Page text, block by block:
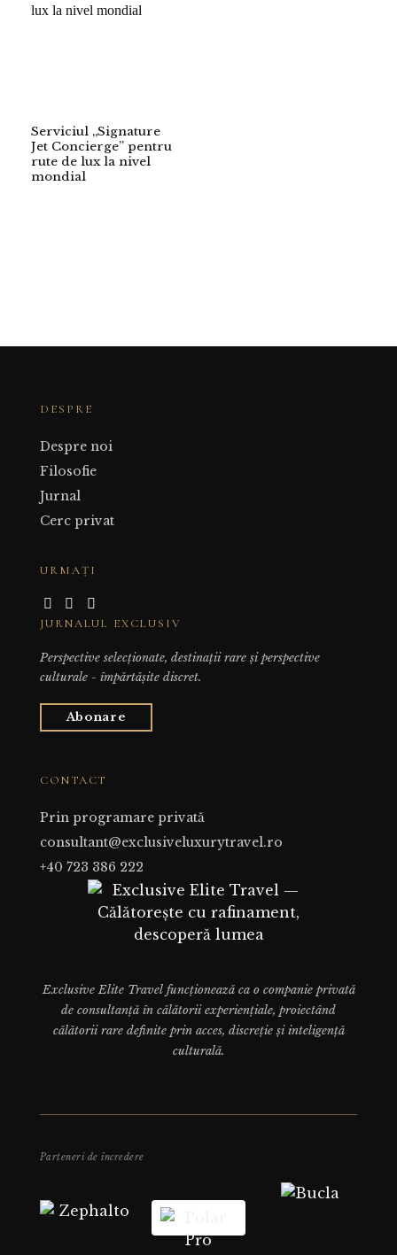
Serviciul „Signature
Jet Concierge” pentru
rute de lux la nivel
mondial
DESPRE
Despre noi
Filosofie
Jurnal
Cerc privat
URMAȚI
JURNALUL EXCLUSIV
Perspective selecționate, destinații rare și perspective
culturale - împărtășite discret.
Abonare
CONTACT
Prin programare privată
consultant@exclusiveluxurytravel.ro
+40 723 386 222
Exclusive Elite Travel funcționează ca o companie privată
de consultanță în călătorii experiențiale, proiectând
călătorii rare definite prin acces, discreție și inteligență
culturală.
Parteneri de încredere